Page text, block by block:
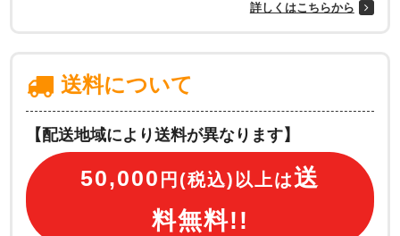
詳しくはこちらから
送料について
【配送地域により送料が異なります】
50,000 円(税込)以上は送
料無料!!